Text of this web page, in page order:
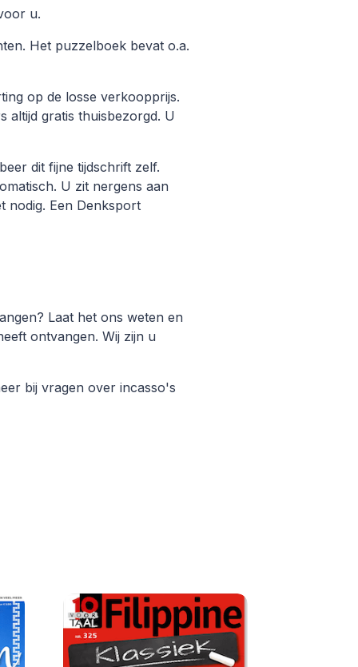
u.
Het puzzelboek bevat o.a.
op de losse verkoopprijs.
altijd gratis thuisbezorgd. U
dit fijne tijdschrift zelf.
U zit nergens aan
nodig. Een Denksport
Laat het ons weten en
ontvangen. Wij zijn u
bij vragen over incasso's